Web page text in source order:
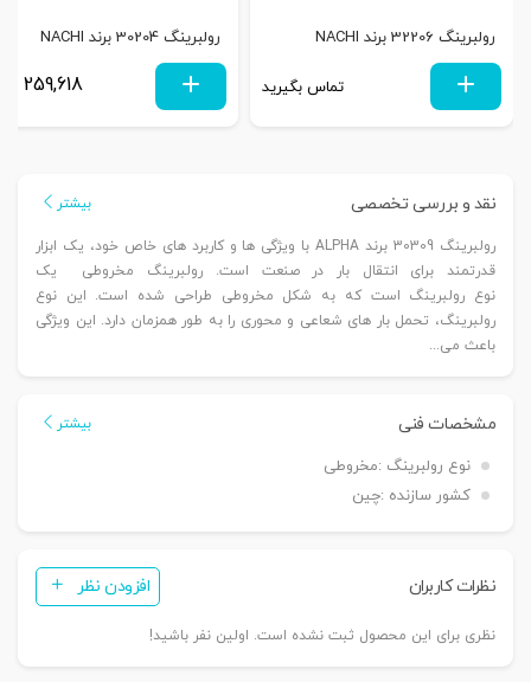
رولبرینگ 32206 برند NACHI
تماس بگیرید
رولبرینگ 30204 برند NACHI
259,618
نقد و بررسی تخصصی بیشتر
رولبرینگ 30309 برند ALPHA با ویژگی‌ ها و کاربرد های خاص خود، یک ابزار
قدرتمند برای انتقال بار در صنعت است. رولبرینگ مخروطی یک
نوع رولبرینگ است که به شکل مخروطی طراحی شده است. این نوع
رولبرینگ، تحمل بار های شعاعی و محوری را به طور همزمان دارد. این ویژگی
باعث می‌...
مشخصات فنی بیشتر
نوع رولبرینگ :مخروطی
کشور سازنده :چین
نظرات کاربران افزودن نظر
نظری برای این محصول ثبت نشده است. اولین نفر باشید!